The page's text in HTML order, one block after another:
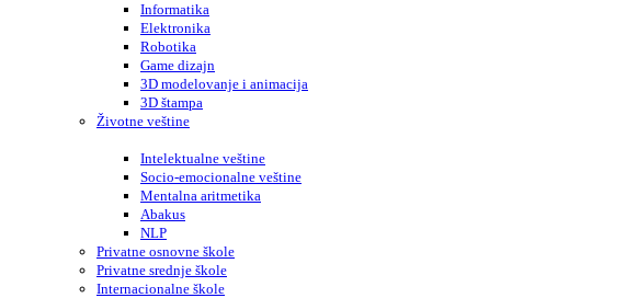
Informatika
Elektronika
Robotika
Game dizajn
3D modelovanje i animacija
3D štampa
Životne veštine
Intelektualne veštine
Socio-emocionalne veštine
Mentalna aritmetika
Abakus
NLP
Privatne osnovne škole
Privatne srednje škole
Internacionalne škole